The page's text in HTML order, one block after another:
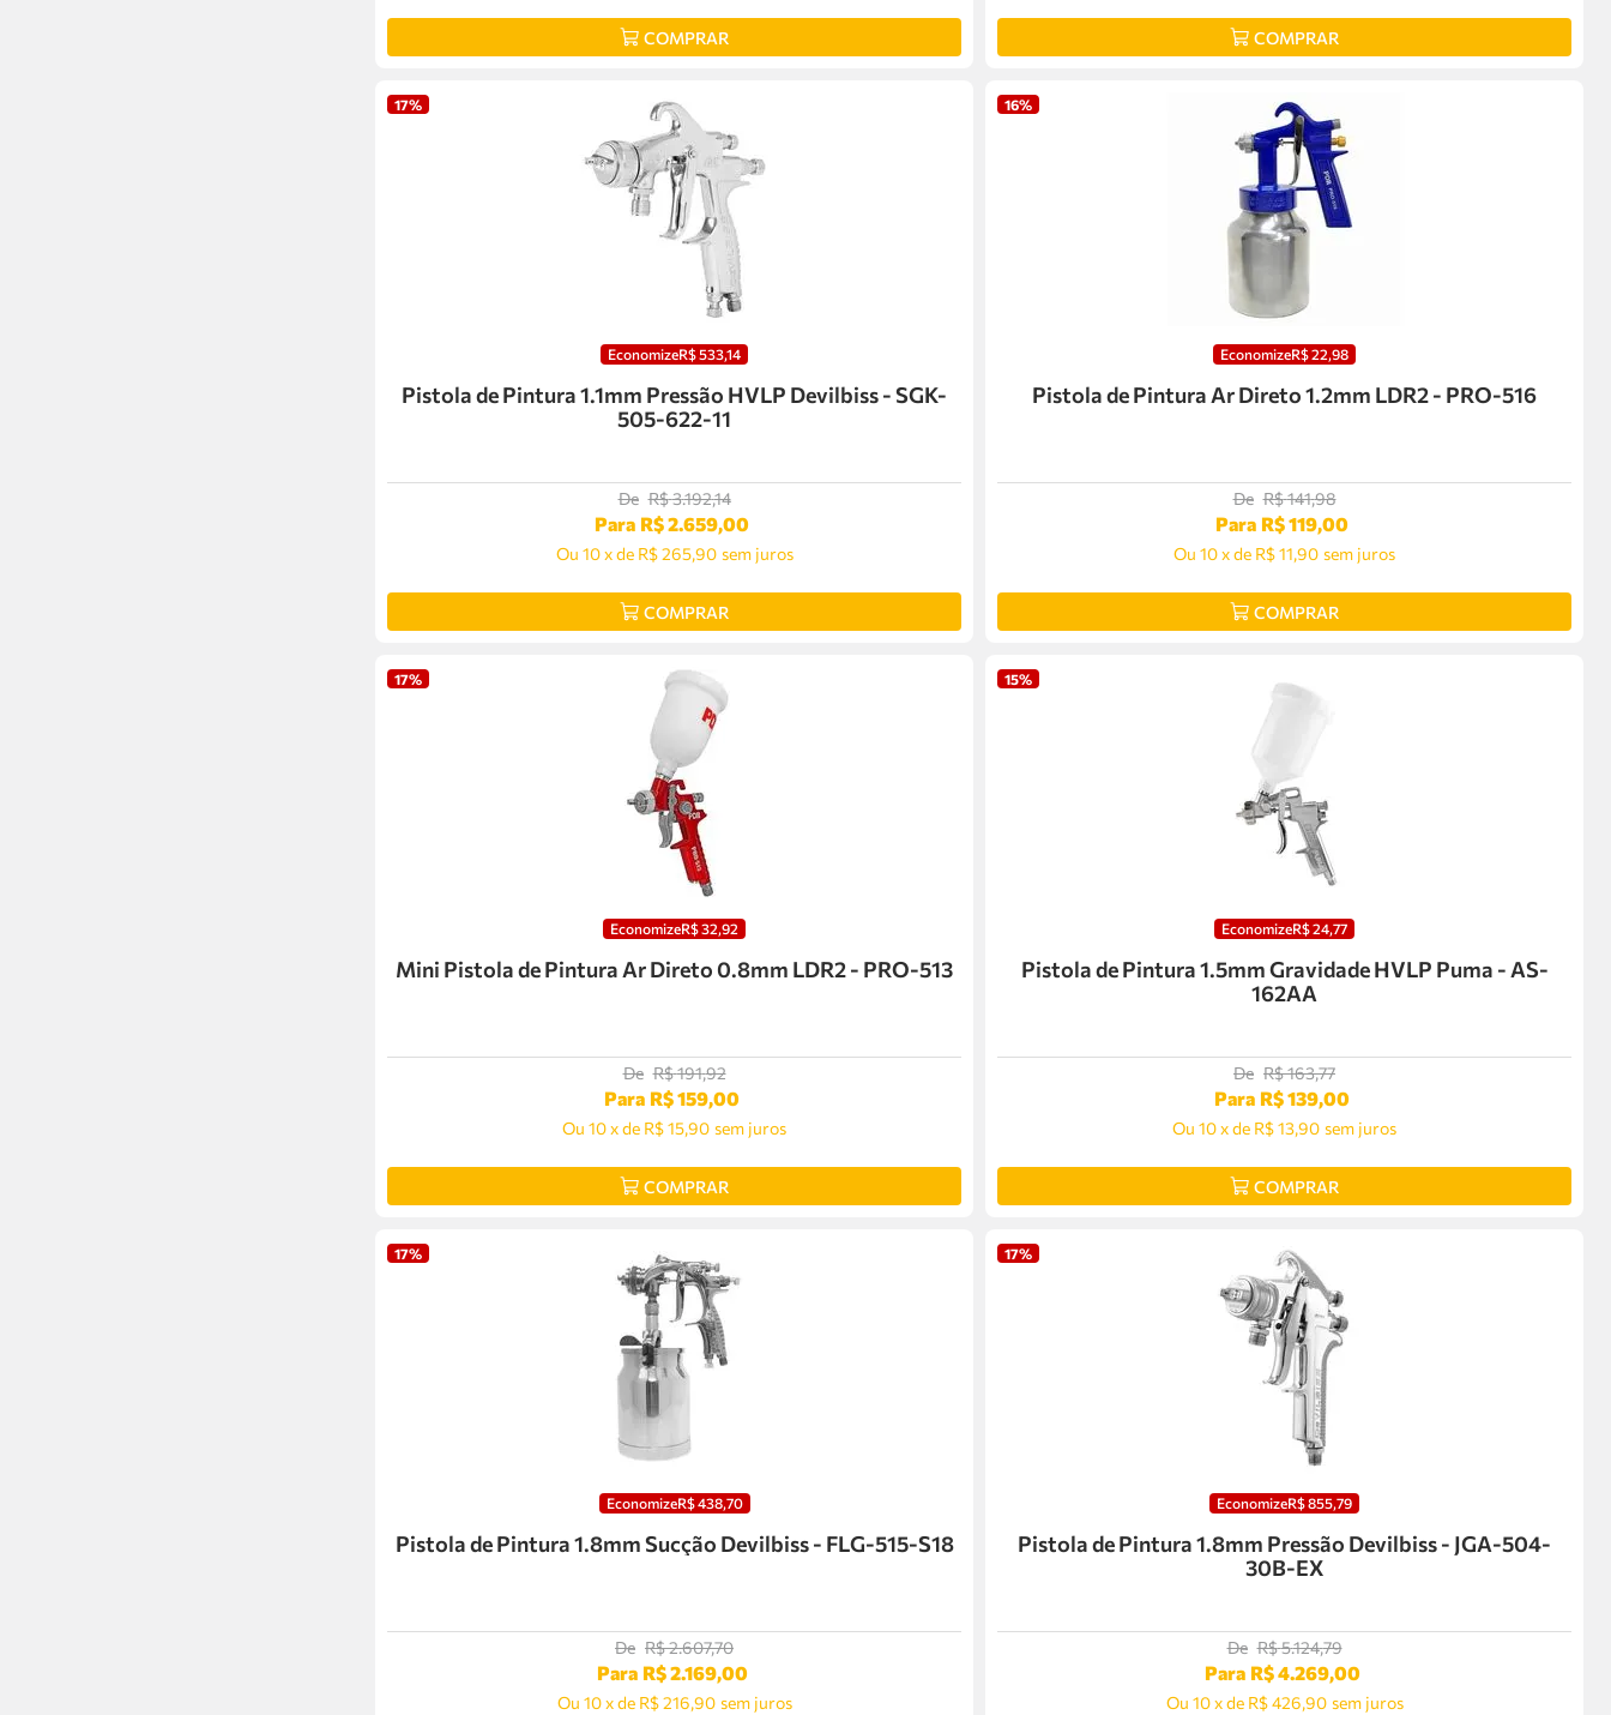
COMPRAR COMPRAR
17%
EconomizeR$533,14
Pistola de Pintura 1.1mm Pressão HVLP Devilbiss - SGK-
505-622-11
De R$3.192,14
Para R$2.659,00
Ou 10 xde R$ 265,90 sem juros
COMPRAR
16%
EconomizeR$22,98
Pistola de Pintura Ar Direto 1.2mm LDR2 - PRO-516
De R$141,98
Para R$119,00
Ou 10xde R$ 11,90 sem juros
COMPRAR
17%
EconomizeR$32,92
Mini Pistola de Pintura Ar Direto 0.8mm LDR2 - PRO-513
De R$191,92
Para R$159,00
Ou 10xde R$ 15,90 sem juros
COMPRAR
15%
EconomizeR$24,77
Pistola de Pintura 1.5mm Gravidade HVLP Puma - AS-
162AA
De R$163,77
Para R$139,00
Ou 10xde R$ 13,90 sem juros
COMPRAR
17%
EconomizeR$438,70
Pistola de Pintura 1.8mm Sucção Devilbiss - FLG-515-S18
De R$2.607,70
Para R$2.169,00
Ou 10 xde R$ 216,90 sem juros
17%
EconomizeR$855,79
Pistola de Pintura 1.8mm Pressão Devilbiss - JGA-504-
30B-EX
De R$5.124,79
Para R$4.269,00
Ou 10 xde R$ 426,90 sem juros